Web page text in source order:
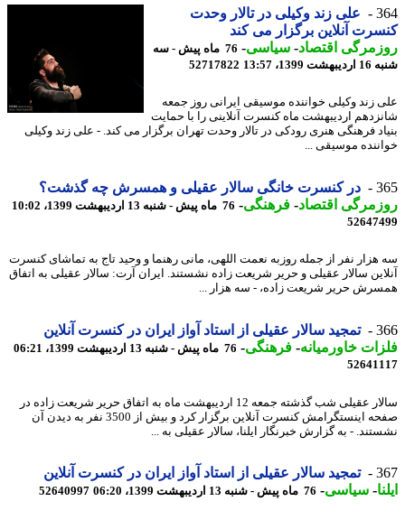
علی زند وکیلی در تالار وحدت
آنلاین برگزار می کند
اقتصاد-سیاسی-
76 ماه پیش - سه
13:57
52717822
زند وکیلی خواننده موسیقی ایرانی روز جمعه
اردیبهشت ماه کنسرت آنلاینی را با حمایت
فرهنگی هنری رودکی در تالار وحدت تهران برگزار می کند. - علی زند وکیلی
موسیقی ...
در کنسرت خانگی سالار عقیلی و همسرش چه گذشت؟
اقتصاد-فرهنگی-76 ماه پیش - شنبه 13 اردیبهشت 1399، 10:02
نفر از جمله روزبه نعمت اللهی، مانی رهنما و وحید تاج به تماشای کنسرت
سالار عقیلی و حریر شریعت زاده نشستند. ایران آرت: سالار عقیلی به اتفاق
حریر شریعت زاده، - سه هزار ...
تمجید سالار عقیلی از استاد آواز ایران در کنسرت آنلاین
خاورمیانه-فرهنگی-76 ماه پیش - شنبه 13 اردیبهشت 1399، 06:21
سالار عقیلی شب گذشته جمعه 12 اردیبهشت ماه به اتفاق حریر شریعت زاده در
صفحه اینستگرامش کنسرت آنلاین برگزار کرد و بیش از 3500 نفر به دیدن آن
- به گزارش خبرنگار ایلنا، سالار عقیلی به ...
تمجید سالار عقیلی از استاد آواز ایران در کنسرت آنلاین
-سیاسی-76 ماه پیش - شنبه 13 اردیبهشت 1399، 06:20 52640997